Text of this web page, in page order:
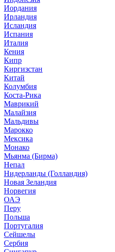
Иордания
Ирландия
Исландия
Испания
Италия
Кения
Кипр
Киргизстан
Китай
Колумбия
Коста-Рика
Маврикий
Малайзия
Мальдивы
Марокко
Мексика
Монако
Мьянма (Бирма)
Непал
Нидерланды (Голландия)
Новая Зеландия
Норвегия
ОАЭ
Перу
Польша
Португалия
Сейшелы
Сербия